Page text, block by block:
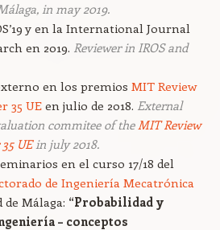
in may 2019.
y en la International Journal
en 2019. Reviewer in IROS and
en los premios MIT Review
35 UEen julio de 2018. External
commitee of theMIT Review
UEin july 2018.
en el curso 17/18 del
de Ingeniería Mecatrónica
Málaga: “Probabilidad y
– conceptos